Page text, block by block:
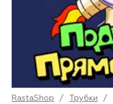
RastaShop / Трубки /